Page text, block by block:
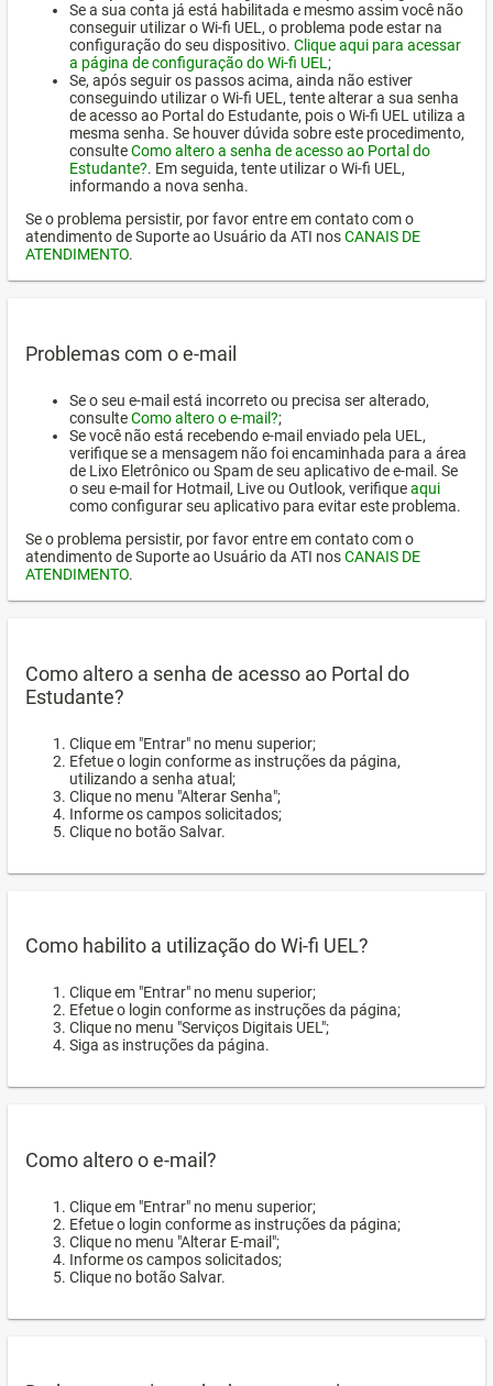
Se a sua conta já está habilitada e mesmo assim você não
conseguir utilizar o Wi-fi UEL, o problema pode estar na
configuração do seu dispositivo. Clique aqui para acessar
a página de configuração do Wi-fi UEL ;
Se, após seguir os passos acima, ainda não estiver
conseguindo utilizar o Wi-fi UEL, tente alterar a sua senha
de acesso ao Portal do Estudante, pois o Wi-fi UEL utiliza a
mesma senha. Se houver dúvida sobre este procedimento,
consulteComo altero a senha de acesso ao Portal do
Estudante?. Em seguida, tente utilizar o Wi-fi UEL,
informando a nova senha.
Se o problema persistir, por favor entre em contato com o
atendimento de Suporte ao Usuário da ATI nosCANAIS DE
ATENDIMENTO.
Problemas com o e-mail
Se o seu e-mail está incorreto ou precisa ser alterado,
consulteComo altero o e-mail?;
Se você não está recebendo e-mail enviado pela UEL,
verifique se a mensagem não foi encaminhada para a área
de Lixo Eletrônico ou Spam de seu aplicativo de e-mail. Se
o seu e-mail for Hotmail, Live ou Outlook, verifiqueaqui
como configurar seu aplicativo para evitar este problema.
Se o problema persistir, por favor entre em contato com o
atendimento de Suporte ao Usuário da ATI nosCANAIS DE
ATENDIMENTO.
Como altero a senha de acesso ao Portal do
Estudante?
Clique em "Entrar" no menu superior;
Efetue o login conforme as instruções da página,
utilizando a senha atual;
Clique no menu "Alterar Senha";
Informe os campos solicitados;
Clique no botão Salvar.
Como habilito a utilização do Wi-fi UEL?
Clique em "Entrar" no menu superior;
Efetue o login conforme as instruções da página;
Clique no menu "Serviços Digitais UEL";
Siga as instruções da página.
Como altero o e-mail?
Clique em "Entrar" no menu superior;
Efetue o login conforme as instruções da página;
Clique no menu "Alterar E-mail";
Informe os campos solicitados;
Clique no botão Salvar.